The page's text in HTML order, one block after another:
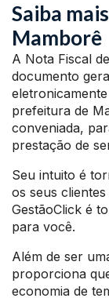
Saiba
Mamborê
A Nota Fiscal
documento
prefeitura de
conveniada,
prestação de
Seu intuito é
os seus
GestãoClick é
para você.
Além de ser
proporciona
economia de